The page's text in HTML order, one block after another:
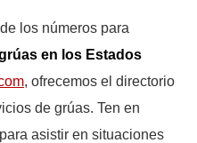
los números para
en los Estados
, ofrecemos el directorio
de grúas. Ten en
asistir en situaciones